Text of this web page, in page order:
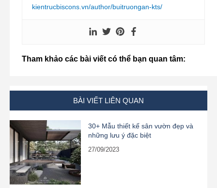
kientrucbiscons.vn/author/buitruongan-kts/
Tham khảo các bài viết có thể bạn quan tâm:
BÀI VIẾT LIÊN QUAN
30+ Mẫu thiết kế sân vườn đẹp và
những lưu ý đặc biệt
27/09/2023